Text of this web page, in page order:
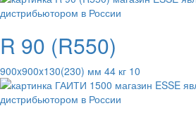
R 90 (R550)
900x900x130(230) мм 44 кг 10